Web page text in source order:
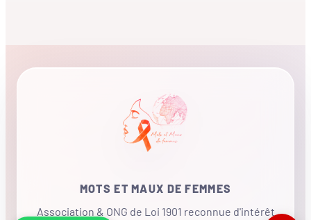
MOTS ET MAUX DE FEMMES
Association & ONG de Loi 1901 reconnue d'intérêt